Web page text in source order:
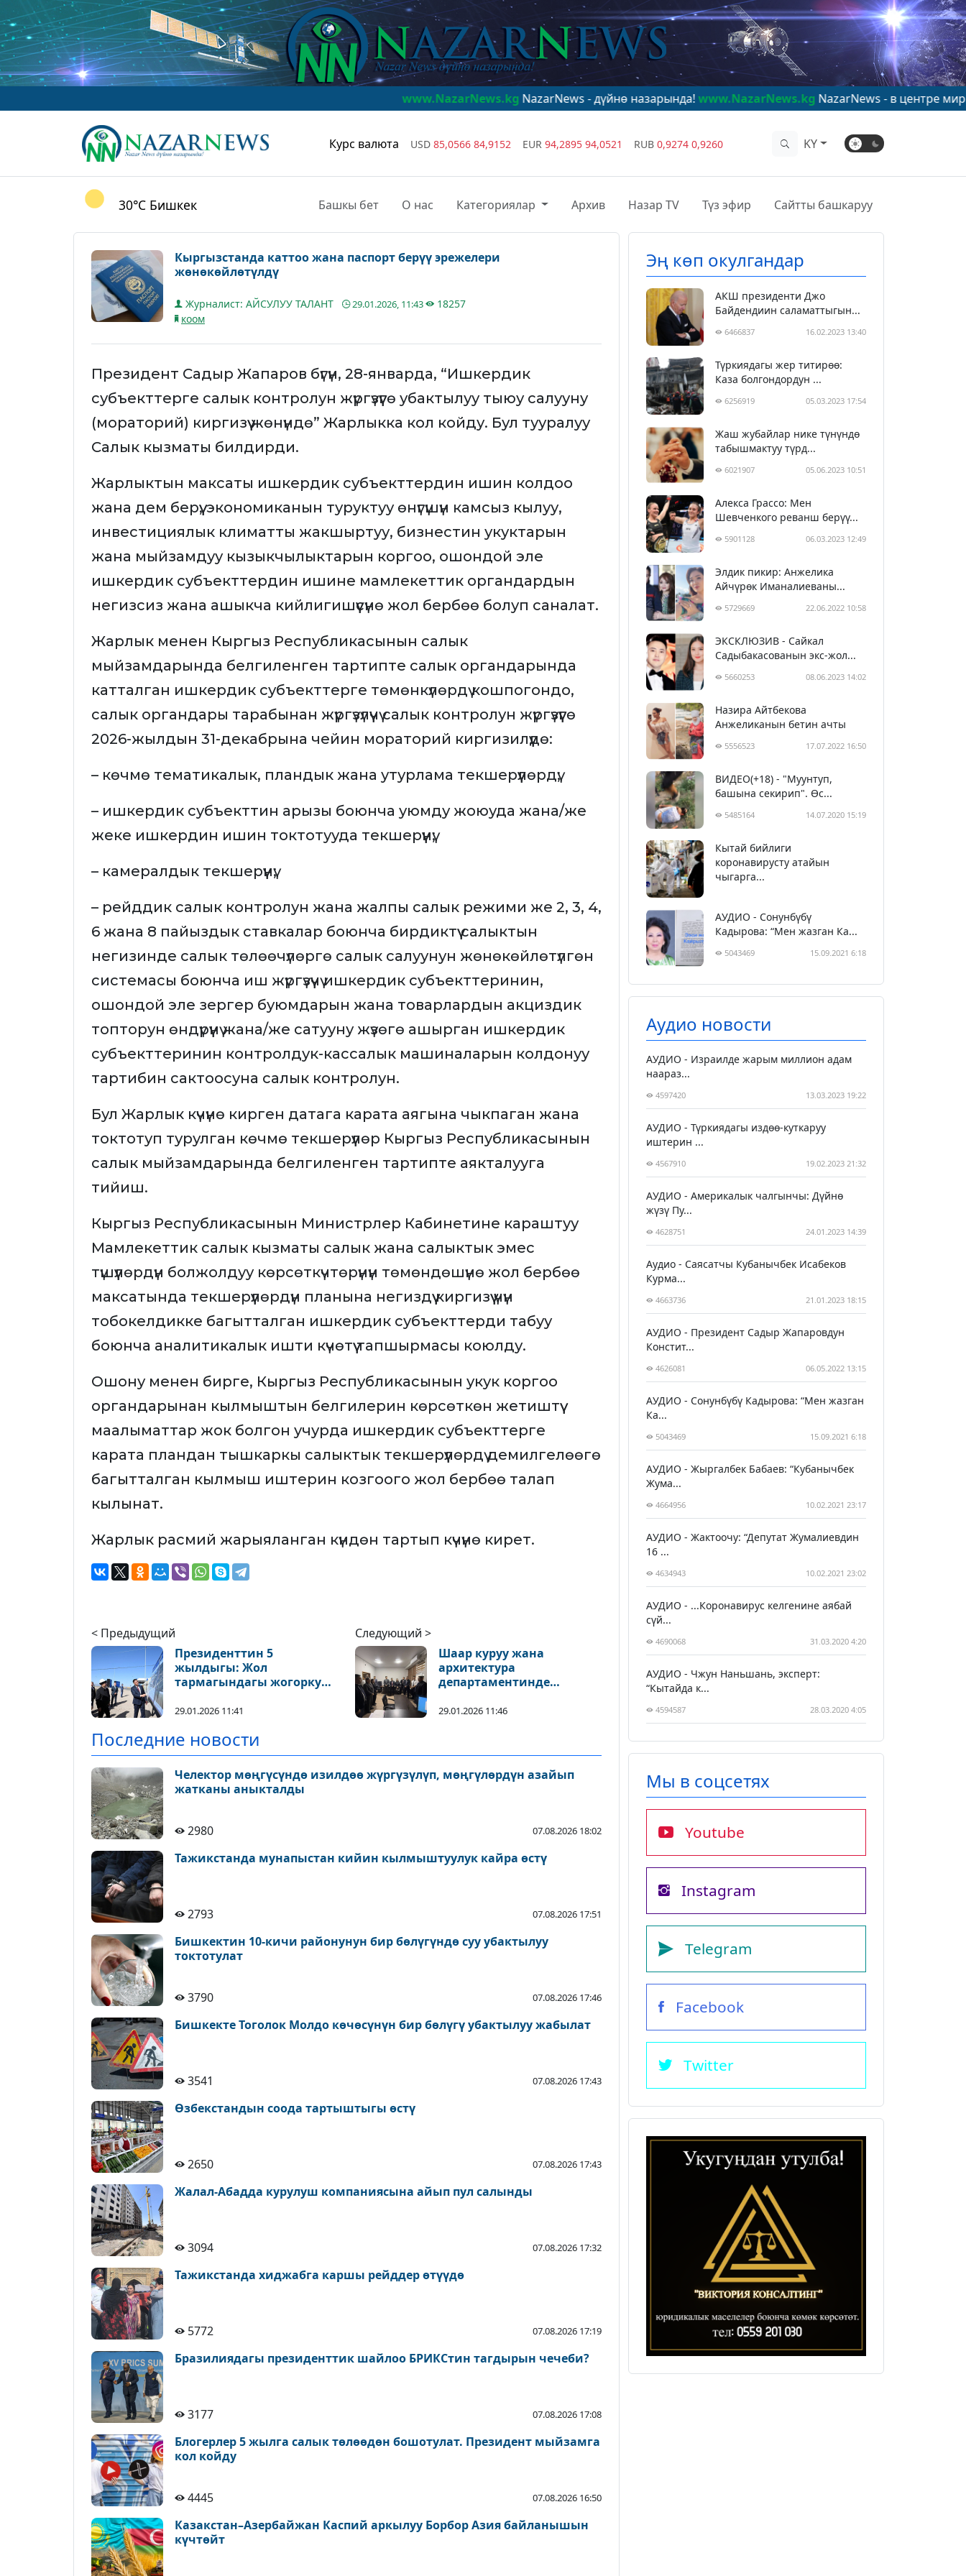
www.NazarNews.kgNazarNews - дүйнө назарында!www.NazarNews.kgNazarNews - в центре мирового
Курс валюта USD 85,0566 84,9152 EUR 94,2895 94,0521 RUB 0,9274 0,9260 KY
30°C Бишкек Башкы бет О нас Категориялар Архив Назар TV Түз эфир Сайтты башкаруу
Кыргызстанда каттоо жана паспорт берүү эрежелери
жөнөкөйлөтүлдү
Журналист: АЙСУЛУУ ТАЛАНТ 29.01.2026, 11:43
18257
коом
Президент Садыр Жапаров бүгүн, 28-январда, “Ишкердик
субъекттерге салык контролун жүргүзүүгө убактылуу тыюу салууну
(мораторий) киргизүү жөнүндө” Жарлыкка кол койду. Бул тууралуу
Салык кызматы билдирди.
Жарлыктын максаты ишкердик субъекттердин ишин колдоо
жана дем берүү, экономиканын туруктуу өнүгүшүн камсыз кылуу,
инвестициялык климатты жакшыртуу, бизнестин укуктарын
жана мыйзамдуу кызыкчылыктарын коргоо, ошондой эле
ишкердик субъекттердин ишине мамлекеттик органдардын
негизсиз жана ашыкча кийлигишүүсүнө жол бербөө болуп саналат.
Жарлык менен Кыргыз Республикасынын салык
мыйзамдарында белгиленген тартипте салык органдарында
катталган ишкердик субъекттерге төмөнкүлөрдү кошпогондо,
салык органдары тарабынан жүргүзүлүүчү салык контролун жүргүзүүгө
2026-жылдын 31-декабрына чейин мораторий киргизилүүдө:
– көчмө тематикалык, пландык жана утурлама текшерүүлөрдү;
– ишкердик субъекттин арызы боюнча уюмду жоюуда жана/же
жеке ишкердин ишин токтотууда текшерүүнү;
– камералдык текшерүүнү;
– рейддик салык контролун жана жалпы салык режими же 2, 3, 4,
6 жана 8 пайыздык ставкалар боюнча бирдиктүү салыктын
негизинде салык төлөөчүлөргө салык салуунун жөнөкөйлөтүлгөн
системасы боюнча иш жүргүзүүчү ишкердик субъекттеринин,
ошондой эле зергер буюмдарын жана товарлардын акциздик
топторун өндүрүүнү жана/же сатууну жүзөгө ашырган ишкердик
субъекттеринин контролдук-кассалык машиналарын колдонуу
тартибин сактоосуна салык контролун.
Бул Жарлык күчүнө кирген датага карата аягына чыкпаган жана
токтотуп турулган көчмө текшерүүлөр Кыргыз Республикасынын
салык мыйзамдарында белгиленген тартипте аякталууга
тийиш.
Кыргыз Республикасынын Министрлер Кабинетине караштуу
Мамлекеттик салык кызматы салык жана салыктык эмес
түшүүлөрдүн болжолдуу көрсөткүчтөрүнүн төмөндөшүнө жол бербөө
максатында текшерүүлөрдүн планына негиздүү киргизүү үчүн
тобокелдикке багытталган ишкердик субъекттерди табуу
боюнча аналитикалык ишти күчөтүү тапшырмасы коюлду.
Ошону менен бирге, Кыргыз Республикасынын укук коргоо
органдарынан кылмыштын белгилерин көрсөткөн жетиштүү
маалыматтар жок болгон учурда ишкердик субъекттерге
карата пландан тышкаркы салыктык текшерүүлөрдү демилгелөөгө
багытталган кылмыш иштерин козгоого жол бербөө талап
кылынат.
Жарлык расмий жарыяланган күндөн тартып күчүнө кирет.
< Предыдущий
Президенттин 5
жылдыгы: Жол
тармагындагы жогорку
29.01.2026 11:41
Следующий >
Шаар куруу жана
архитектура
департаментинде
29.01.2026 11:46
Последние новости
Челектор мөңгүсүндө изилдөө жүргүзүлүп, мөңгүлөрдүн азайып
жатканы аныкталды
2980 07.08.2026 18:02
Тажикстанда мунапыстан кийин кылмыштуулук кайра өстү
2793 07.08.2026 17:51
Бишкектин 10-кичи районунун бир бөлүгүндө суу убактылуу
токтотулат
3790 07.08.2026 17:46
Бишкекте Тоголок Молдо көчөсүнүн бир бөлүгү убактылуу жабылат
3541 07.08.2026 17:43
Өзбекстандын соода тартыштыгы өстү
2650 07.08.2026 17:43
Жалал-Абадда курулуш компаниясына айып пул салынды
3094 07.08.2026 17:32
Тажикстанда хиджабга каршы рейддер өтүүдө
5772 07.08.2026 17:19
Бразилиядагы президенттик шайлоо БРИКСтин тагдырын чечеби?
3177 07.08.2026 17:08
Блогерлер 5 жылга салык төлөөдөн бошотулат. Президент мыйзамга
кол койду
4445 07.08.2026 16:50
Казакстан–Азербайжан Каспий аркылуу Борбор Азия байланышын
күчтөйт
Эң көп окулгандар
АКШ президенти Джо
Байдендиин саламаттыгын...
6466837 16.02.2023 13:40
Түркиядагы жер титирөө:
Каза болгондордун ...
6256919 05.03.2023 17:54
Жаш жубайлар нике түнүндө
табышмактуу түрд...
6021907 05.06.2023 10:51
Алекса Грассо: Мен
Шевченкого реванш берүү...
5901128 06.03.2023 12:49
Элдик пикир: Анжелика
Айчүрөк Иманалиеваны...
5729669 22.06.2022 10:58
ЭКСКЛЮЗИВ - Сайкал
Садыбакасованын экс-жол...
5660253 08.06.2023 14:02
Назира Айтбекова
Анжеликанын бетин ачты
5556523 17.07.2022 16:50
ВИДЕО(+18) - "Муунтуп,
башына секирип". Өс...
5485164 14.07.2020 15:19
Кытай бийлиги
коронавирусту атайын
чыгарга...
АУДИО - Сонунбүбү
Кадырова: “Мен жазган Ка...
5043469 15.09.2021 6:18
Аудио новости
АУДИО - Израилде жарым миллион адам
наараз...
4597420 13.03.2023 19:22
АУДИО - Түркиядагы издөө-куткаруу
иштерин ...
4567910 19.02.2023 21:32
АУДИО - Америкалык чалгынчы: Дүйнө
жүзү Пу...
4628751 24.01.2023 14:39
Аудио - Саясатчы Кубанычбек Исабеков
Курма...
4663736 21.01.2023 18:15
АУДИО - Президент Садыр Жапаровдун
Констит...
4626081 06.05.2022 13:15
АУДИО - Сонунбүбү Кадырова: “Мен жазган
Ка...
5043469 15.09.2021 6:18
АУДИО - Жыргалбек Бабаев: “Кубанычбек
Жума...
4664956 10.02.2021 23:17
АУДИО - Жактоочу: “Депутат Жумалиевдин
16 ...
4634943 10.02.2021 23:02
АУДИО - ...Коронавирус келгенине аябай
сүй...
4690068 31.03.2020 4:20
АУДИО - Чжун Наньшань, эксперт:
“Кытайда к...
4594587 28.03.2020 4:05
Мы в соцсетях
Youtube
Instagram
Telegram
Facebook
Twitter